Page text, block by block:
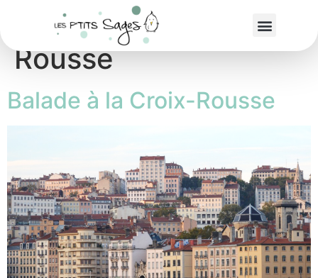
Étiquette :
Rousse
Balade à la Croix-Rousse